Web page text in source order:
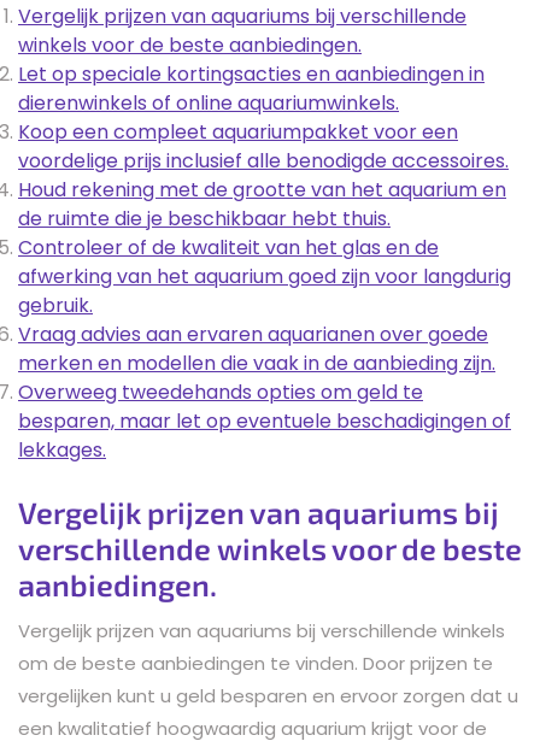
Vergelijk prijzen van aquariums bij verschillende
winkels voor de beste aanbiedingen.
Let op speciale kortingsacties en aanbiedingen in
dierenwinkels of online aquariumwinkels.
Koop een compleet aquariumpakket voor een
voordelige prijs inclusief alle benodigde accessoires.
Houd rekening met de grootte van het aquarium en
de ruimte die je beschikbaar hebt thuis.
Controleer of de kwaliteit van het glas en de
afwerking van het aquarium goed zijn voor langdurig
gebruik.
Vraag advies aan ervaren aquarianen over goede
merken en modellen die vaak in de aanbieding zijn.
Overweeg tweedehands opties om geld te
besparen, maar let op eventuele beschadigingen of
lekkages.
Vergelijk prijzen van aquariums bij
verschillende winkels voor de beste
aanbiedingen.
Vergelijk prijzen van aquariums bij verschillende winkels
om de beste aanbiedingen te vinden. Door prijzen te
vergelijken kunt u geld besparen en ervoor zorgen dat u
een kwalitatief hoogwaardig aquarium krijgt voor de